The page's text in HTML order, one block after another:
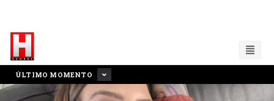
ÚLTIMO MOMENTO